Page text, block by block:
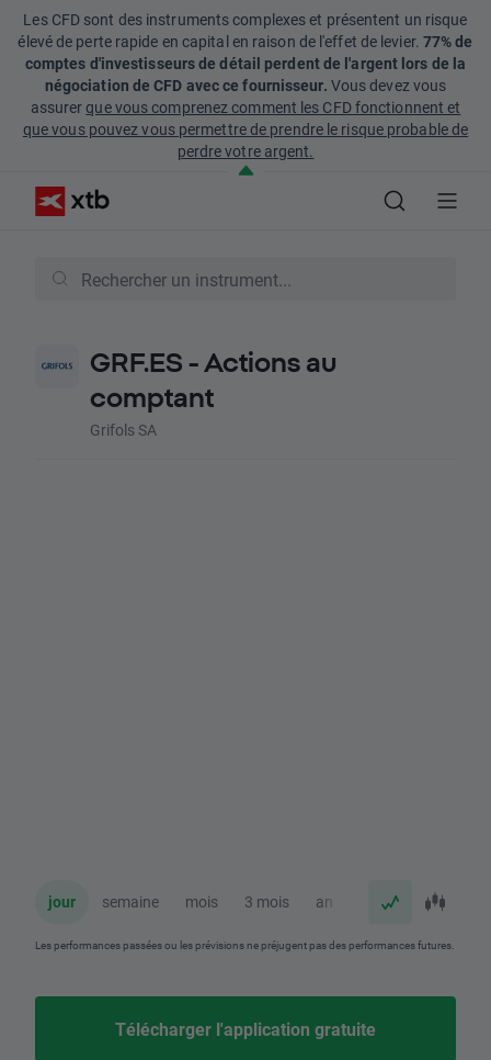
Les CFD sont des instruments complexes et présentent un risque
élevé de perte rapide en capital en raison de l'effet de levier. 77% de
comptes d'investisseurs de détail perdent de l'argent lors de la
négociation de CFD avec ce fournisseur. Vous devez vous
assurerque vous comprenez comment les CFD fonctionnent et
que vous pouvez vous permettre de prendre le risque probable de
perdre votre argent.
GRF.ES - Actions au
comptant
Grifols SA
jour semaine mois 3 mois an
Les performances passées ou les prévisions ne préjugent pas des performances futures.
Télécharger l'application gratuite